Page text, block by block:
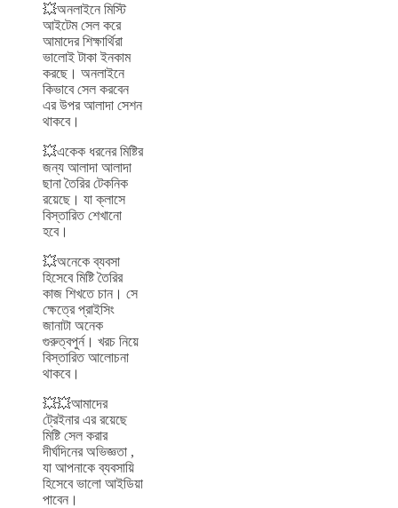
💥অনলাইনে মিস্টি
আইটেম সেল করে
আমাদের শিক্ষার্থিরা
ভালোই টাকা ইনকাম
করছে। অনলাইনে
কিভাবে সেল করবেন
এর উপর আলাদা সেশন
থাকবে।
💥একেক ধরনের মিষ্টির
জন্য আলাদা আলাদা
ছানা তৈরির টেকনিক
রয়েছে। যা ক্লাসে
বিস্তারিত শেখানো
হবে।
💥অনেকে ব্যবসা
হিসেবে মিষ্টি তৈরির
কাজ শিখতে চান। সে
ক্ষেত্রে প্রাইসিং
জানাটা অনেক
গুরুত্বপুর্ন। খরচ নিয়ে
বিস্তারিত আলোচনা
থাকবে।
💥💥আমাদের
ট্রেইনার এর রয়েছে
মিষ্টি সেল করার
দীর্ঘদিনের অভিজ্ঞতা ,
যা আপনাকে ব্যবসায়ি
হিসেবে ভালো আইডিয়া
পাবেন।